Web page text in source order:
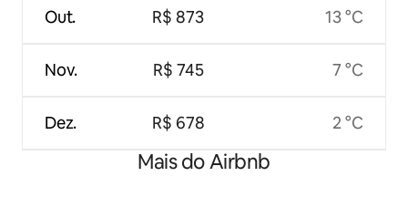
Out.
Nov.
Dez.
R$ 873
R$ 745
R$ 678
13 °C
7 °C
2 °C
Mais do Airbnb